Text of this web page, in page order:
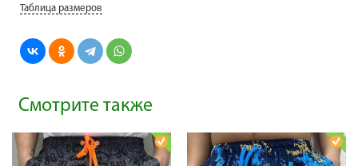
Таблица размеров
Смотрите также